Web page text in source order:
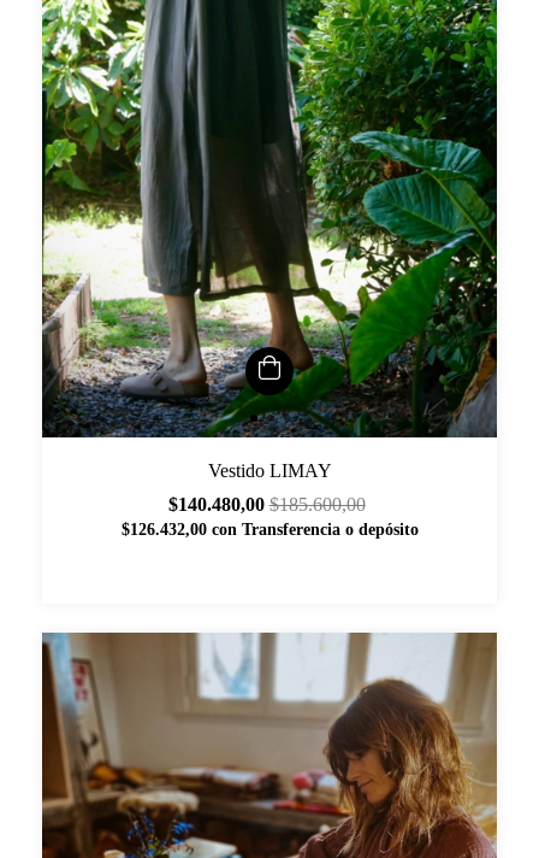
Vestido LIMAY
$140.480,00$185.600,00
$126.432,00 con Transferencia o depósito